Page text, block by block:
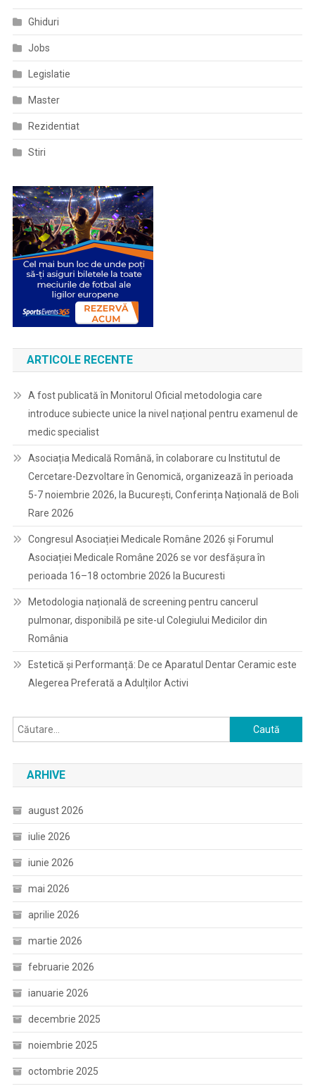
Ghiduri
Jobs
Legislatie
Master
Rezidentiat
Stiri
ARTICOLE RECENTE
A fost publicată în Monitorul Oficial metodologia care
introduce subiecte unice la nivel național pentru examenul de
medic specialist
Asociația Medicală Română, în colaborare cu Institutul de
Cercetare-Dezvoltare în Genomică, organizează în perioada
5-7 noiembrie 2026, la București, Conferința Națională de Boli
Rare 2026
Congresul Asociației Medicale Române 2026 și Forumul
Asociației Medicale Române 2026 se vor desfășura în
perioada 16–18 octombrie 2026 la Bucuresti
Metodologia națională de screening pentru cancerul
pulmonar, disponibilă pe site-ul Colegiului Medicilor din
România
Estetică și Performanță: De ce Aparatul Dentar Ceramic este
Alegerea Preferată a Adulților Activi
Caută
după:
ARHIVE
august 2026
iulie 2026
iunie 2026
mai 2026
aprilie 2026
martie 2026
februarie 2026
ianuarie 2026
decembrie 2025
noiembrie 2025
octombrie 2025